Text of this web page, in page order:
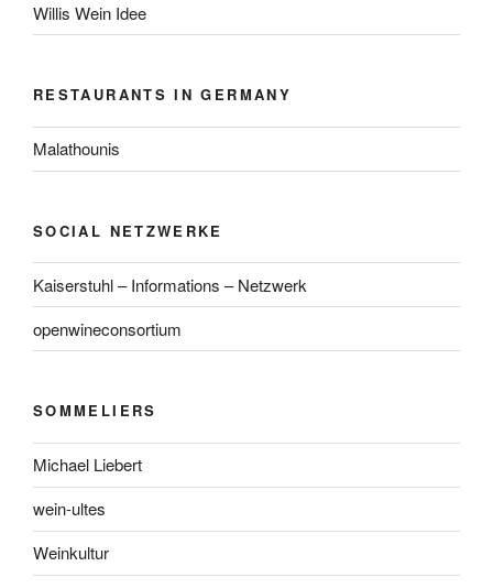
Willis Wein Idee
RESTAURANTS IN GERMANY
Malathounis
SOCIAL NETZWERKE
Kaiserstuhl – Informations – Netzwerk
openwineconsortium
SOMMELIERS
Michael Liebert
wein-ultes
Weinkultur